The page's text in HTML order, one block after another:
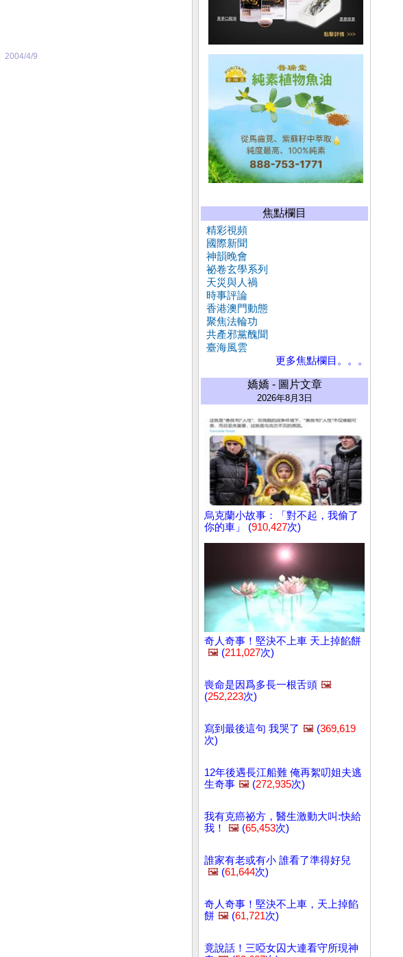
2004/4/9
焦點欄目
精彩視頻
國際新聞
神韻晚會
祕卷玄學系列
天災與人禍
時事評論
香港澳門動態
聚焦法輪功
共產邪黨醜聞
臺海風雲
更多焦點欄目。。。
嬌嬌 - 圖片文章
2026年8月3日
烏克蘭小故事：「對不起，我偷了
你的車」 (910,427次)
奇人奇事！堅決不上車 天上掉餡餅
🖼️ (211,027次)
喪命是因爲多長一根舌頭 🖼️
(252,223次)
寫到最後這句 我哭了 🖼️ (369,619
次)
12年後遇長江船難 俺再絮叨姐夫逃
生奇事 🖼️ (272,935次)
我有克癌祕方，醫生激動大叫:快給
我！
🖼️ (65,453次)
誰家有老或有小 誰看了準得好兒
🖼️ (61,644次)
奇人奇事！堅決不上車，天上掉餡
餅 🖼️ (61,721次)
竟說話！三啞女囚大連看守所現神